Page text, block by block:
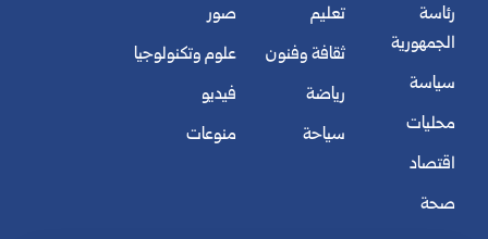
رئاسة
الجمهورية
سياسة
محليات
اقتصاد
صحة
تعليم
ثقافة وفنون
رياضة
سياحة
صور
علوم وتكنولوجيا
فيديو
منوعات